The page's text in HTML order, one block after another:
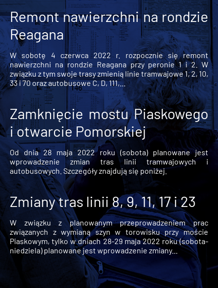
Remont nawierzchni na rondzie
Reagana
W sobotę 4 czerwca 2022 r. rozpocznie się remont
nawierzchni na rondzie Reagana przy peronie 1 i 2. W
związku z tym swoje trasy zmienią linie tramwajowe 1, 2, 10,
33 i 70 oraz autobusowe C, D, 111,...
Zamknięcie mostu Piaskowego
i otwarcie Pomorskiej
Od dnia 28 maja 2022 roku (sobota) planowane jest
wprowadzenie zmian tras linii tramwajowych i
autobusowych. Szczegóły znajdują się poniżej.
Zmiany tras linii 8, 9, 11, 17 i 23
W związku z planowanym przeprowadzeniem prac
związanych z wymianą szyn w torowisku przy moście
Piaskowym, tylko w dniach 28-29 maja 2022 roku (sobota-
niedziela) planowane jest wprowadzenie zmiany...